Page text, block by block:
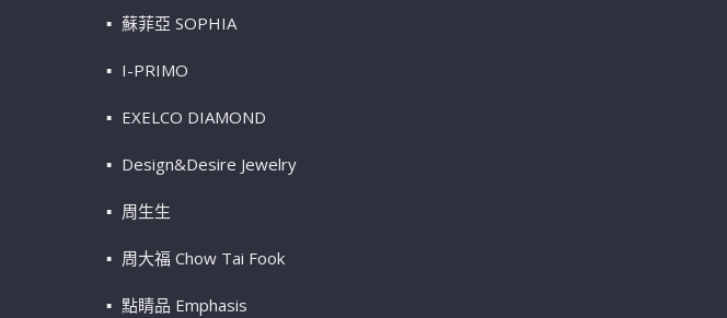
蘇菲亞 SOPHIA
I-PRIMO
EXELCO DIAMOND
Design&Desire Jewelry
周生生
周大福 Chow Tai Fook
點睛品 Emphasis